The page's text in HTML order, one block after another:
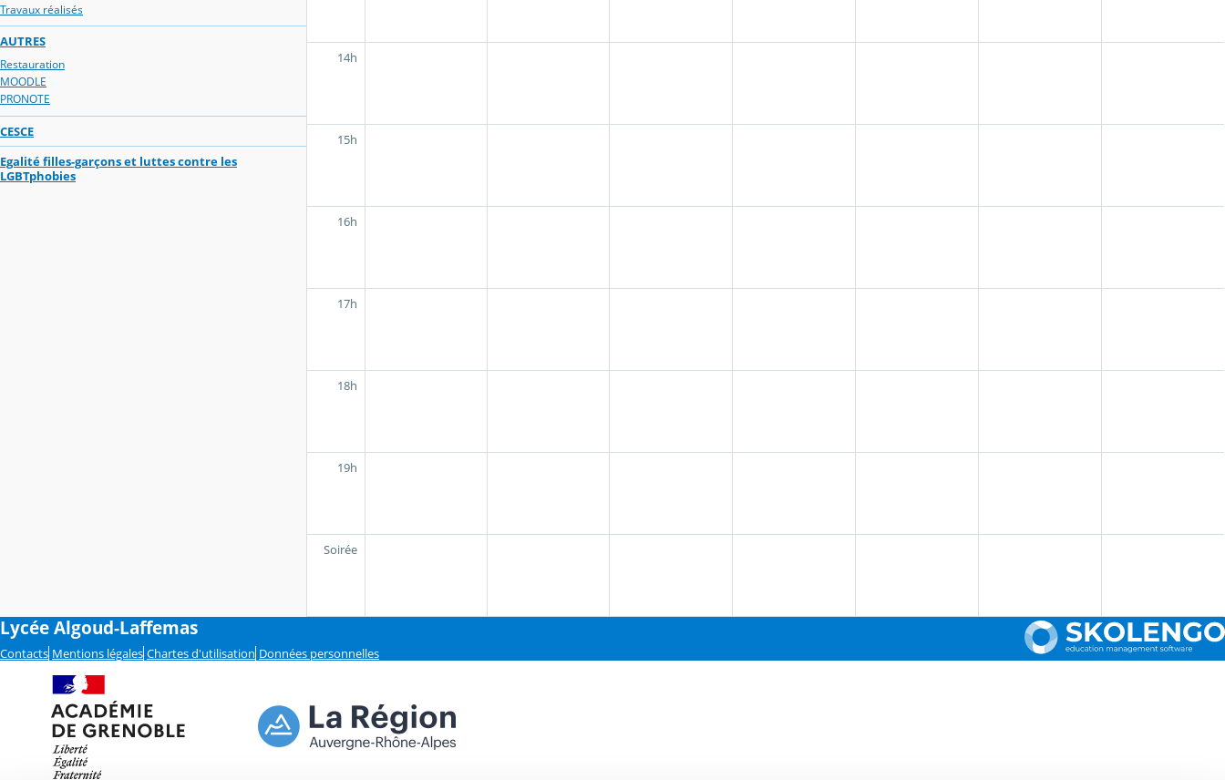
Travaux réalisés
AUTRES
Restauration
MOODLE
PRONOTE
CESCE
Egalité filles-garçons et luttes contre les
LGBTphobies
14h
15h
16h
17h
18h
19h
Soirée
Lycée Algoud-Laffemas
Contacts Mentions légales Chartes d'utilisation Données personnelles